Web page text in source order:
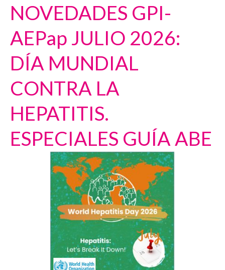
NOVEDADES GPI-
AEPap JULIO 2026:
DÍA MUNDIAL
CONTRA LA
HEPATITIS.
ESPECIALES GUÍA ABE